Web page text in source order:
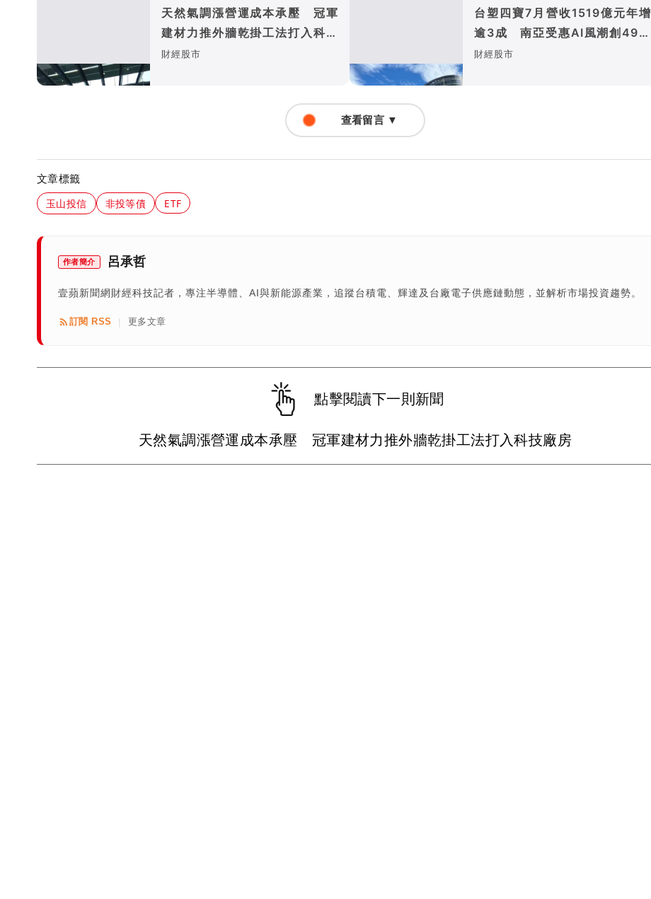
天然氣調漲營運成本承壓 冠軍
建材力推外牆乾掛工法打入科技
廠房
財經股市
台塑四寶7月營收1519億元年增
逾3成 南亞受惠AI風潮創49個
月新高
財經股市
查看留言 ▼
文章標籤
玉山投信 非投等債 ETF
作者簡介 呂承哲
壹蘋新聞網財經科技記者，專注半導體、AI與新能源產業，追蹤台積電、輝達及台廠電子供應鏈動態，並解析市場投資趨勢。
訂閱 RSS 更多文章
點擊閱讀下一則新聞
天然氣調漲營運成本承壓 冠軍建材力推外牆乾掛工法打入科技廠房